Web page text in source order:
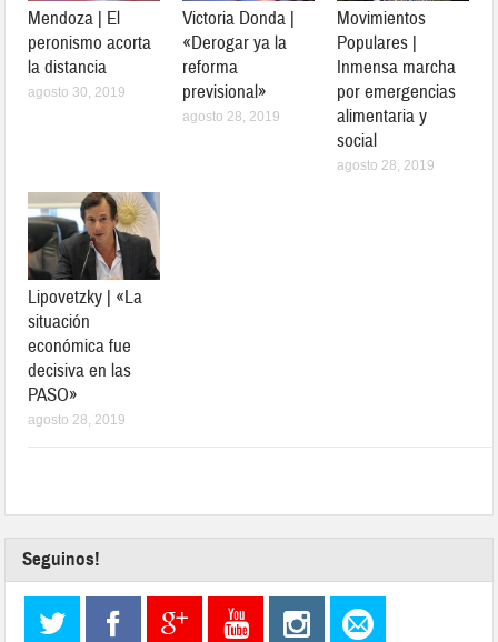
Mendoza | El
peronismo acorta
la distancia
agosto 30, 2019
Victoria Donda |
«Derogar ya la
reforma
previsional»
agosto 28, 2019
Movimientos
Populares |
Inmensa marcha
por emergencias
alimentaria y
social
agosto 28, 2019
Lipovetzky | «La
situación
económica fue
decisiva en las
PASO»
agosto 28, 2019
Seguinos!